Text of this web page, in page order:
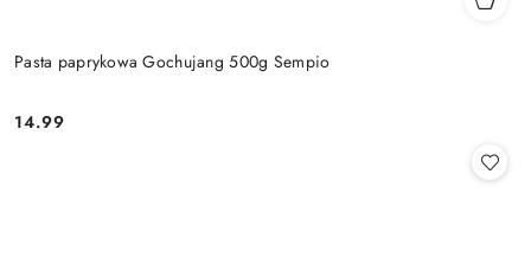
Pasta paprykowa Gochujang 500g Sempio
Cena:
14.99